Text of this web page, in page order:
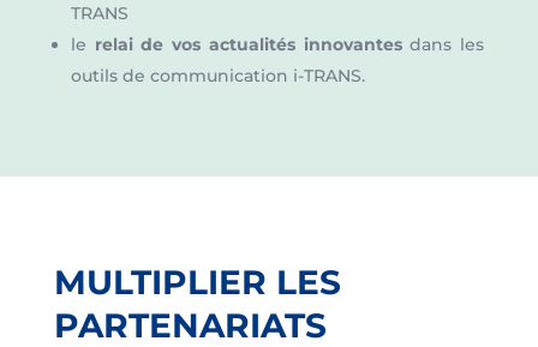
TRANS
le relai de vos actualités innovantesdans les
outils de communication i-TRANS.
MULTIPLIER LES
PARTENARIATS